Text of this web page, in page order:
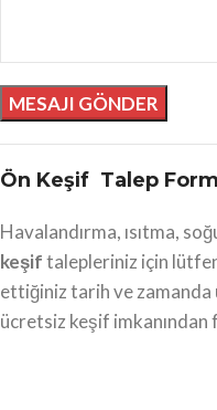
Ön Keşif Talep
Havalandırma, ısıtma,
keşiftalepleriniz için
ettiğiniz tarih ve
ücretsiz keşif